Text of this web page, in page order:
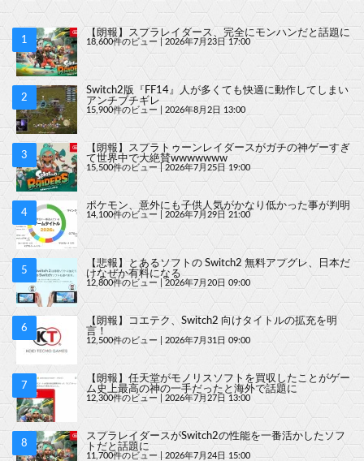
【朗報】スプラレイダース、完全にモンハンだと話題に
18,600件のビュー |2026年7月23日 17:00
Switch2版『FF14』人が多くても快適に動作してしまい
アンチブチギレ
15,900件のビュー 2026年8月2日 13:00
【朗報】スプラトゥーンレイダースがガチの神ゲーすぎ
て世界中で大絶賛wwwwwww
15,500件のビュー | 2026年7月25日 19:00
ポケモン、意外にも子供人気がかなり低かった事が判明
14,100件のビュー 2026年7月29日 21:00
【悲報】とあるソフトの Switch2 無料アプグレ、日本だ
けなぜか有料になる
12,800件のビュー 2026年7月20日 09:00
【朗報】コエテク、Switch2 向けタイトルの拡充を明
言！
12,500件のビュー 2026年7月31日 09:00
【朗報】任天堂がモノリスソフトを買収したことがゲー
ム史上最高の神の一手だったと海外で話題に
12,300件のビュー 2026年7月27日 13:00
スプラレイダースがSwitch2の性能を一番活かしたソフ
トだと話題に
11,700件のビュー 2026年7月24日 15:00